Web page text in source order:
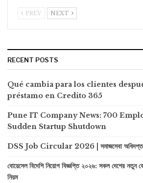
PREV NEXT
RECENT POSTS
Qué cambia para los clientes
préstamo en Credito 365
Pune IT Company News: 700
Sudden Startup Shutdown
DSS Job Circular 2026 | সমাজসেবা অধিদপ্তর
বোয়েসেল বিদেশি নিয়োগ বিজ্ঞপ্তি ২০২৬: সকল দেশের নতুন
নিয়ম